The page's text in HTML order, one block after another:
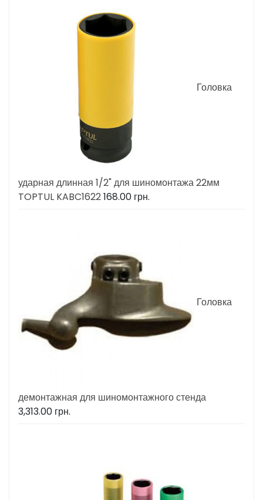
Головка
ударная длинная 1/2" для шиномонтажа 22мм
TOPTUL KABC1622168.00 грн.
Головка
демонтажная для шиномонтажного стенда
3,313.00 грн.